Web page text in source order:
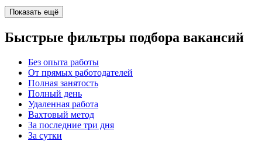
Показать ещё
Быстрые фильтры подбора вакансий
Без опыта работы
От прямых работодателей
Полная занятость
Полный день
Удаленная работа
Вахтовый метод
За последние три дня
За сутки